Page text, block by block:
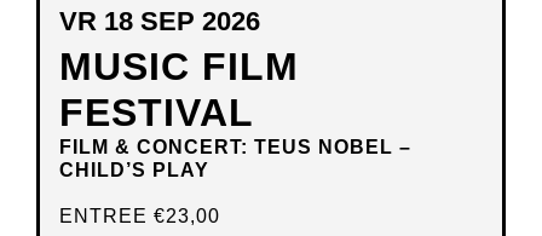
MUSIC FILM
FESTIVAL
FILM & CONCERT: TEUS NOBEL –
CHILD’S PLAY
VR 18 SEP 2026
ENTREE €23,00